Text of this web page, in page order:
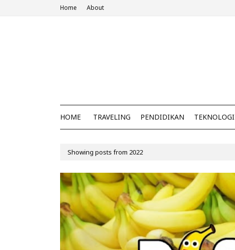
Home About
HOME TRAVELING PENDIDIKAN TEKNOLOGI
Showing posts from 2022